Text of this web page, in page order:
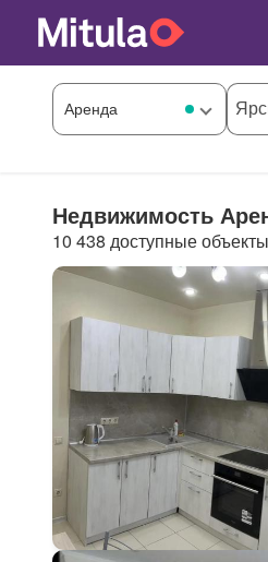
Недвижимость
10 438 доступные объекты